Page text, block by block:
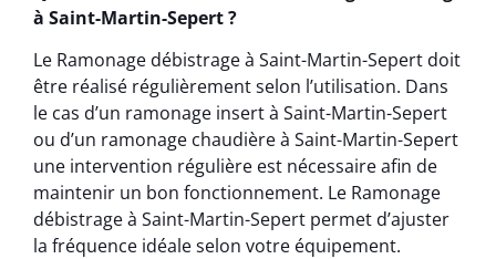
à Saint-Martin-Sepert ?
Le Ramonage débistrage à Saint-Martin-Sepert doit
être réalisé régulièrement selon l’utilisation. Dans
le cas d’un ramonage insert à Saint-Martin-Sepert
ou d’un ramonage chaudière à Saint-Martin-Sepert
une intervention régulière est nécessaire afin de
maintenir un bon fonctionnement. Le Ramonage
débistrage à Saint-Martin-Sepert permet d’ajuster
la fréquence idéale selon votre équipement.